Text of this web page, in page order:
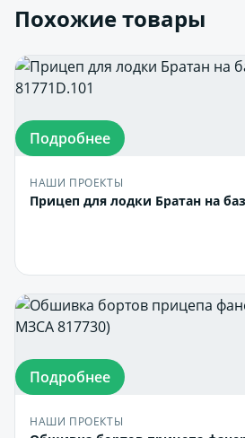
Похожие товары
Подробнее
НАШИ ПРОЕКТЫ
Прицеп для лодки Братан на
Подробнее
НАШИ ПРОЕКТЫ